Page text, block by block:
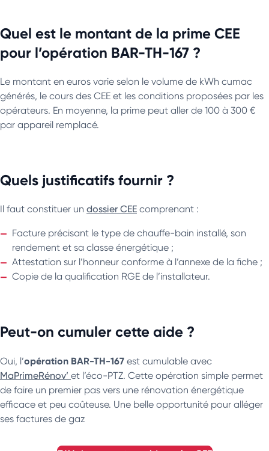
Quel est le montant de la prime CEE
pour l’opération BAR-TH-167 ?
Le montant en euros varie selon le volume de kWh cumac
générés, le cours des CEE et les conditions proposées par les
opérateurs. En moyenne, la prime peut aller de 100 à 300 €
par appareil remplacé.
Quels justificatifs fournir ?
Il faut constituer un dossier CEE comprenant :
Facture précisant le type de chauffe-bain installé, son
rendement et sa classe énergétique ;
Attestation sur l’honneur conforme à l’annexe de la fiche ;
Copie de la qualification RGE de l’installateur.
Peut-on cumuler cette aide ?
Oui, l’opération BAR-TH-167 est cumulable avec
MaPrimeRénov’ et l’éco-PTZ. Cette opération simple permet
de faire un premier pas vers une rénovation énergétique
efficace et peu coûteuse. Une belle opportunité pour alléger
ses factures de gaz